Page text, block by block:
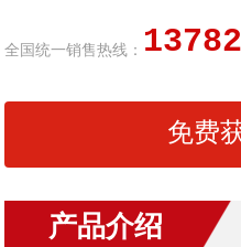
全国统一销售热线：
免费
产品介绍